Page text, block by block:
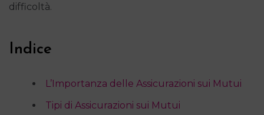
difficoltà.
Indice
L’Importanza delle Assicurazioni sui Mutui
Tipi di Assicurazioni sui Mutui